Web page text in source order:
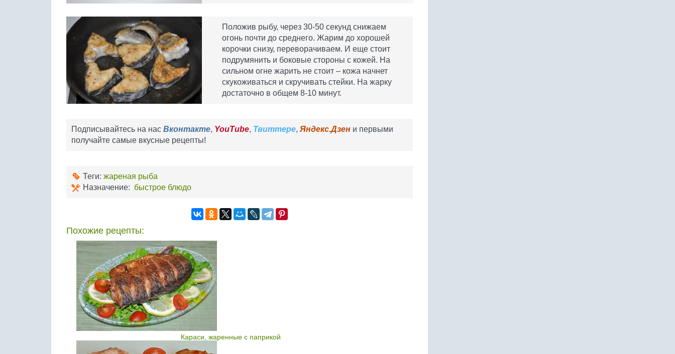
Положив рыбу, через 30-50 секунд снижаем
огонь почти до среднего. Жарим до хорошей
корочки снизу, переворачиваем. И еще стоит
подрумянить и боковые стороны с кожей. На
сильном огне жарить не стоит – кожа начнет
скукоживаться и скручивать стейки. На жарку
достаточно в общем 8-10 минут.
Подписывайтесь на нас Вконтакте, YouTube, Твиттере, Яндекс.Дзен и первыми
получайте самые вкусные рецепты!
Теги: жареная рыба
Назначение: быстрое блюдо
Похожие рецепты:
Караси, жаренные с паприкой